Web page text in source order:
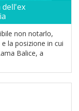
dell'ex
non notarlo,
la posizione in cui
Balice, a